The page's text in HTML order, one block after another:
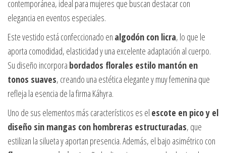
contemporánea, ideal para mujeres que buscan destacar con
elegancia en eventos especiales.
Este vestido está confeccionado en algodón con licra, lo que le
aporta comodidad, elasticidad y una excelente adaptación al cuerpo.
Su diseño incorpora bordados florales estilo mantón en
tonos suaves, creando una estética elegante y muy femenina que
refleja la esencia de la firma Káhyra.
Uno de sus elementos más característicos es el escote en pico y el
diseño sin mangas con hombreras estructuradas, que
estilizan la silueta y aportan presencia. Además, el bajo asimétrico con